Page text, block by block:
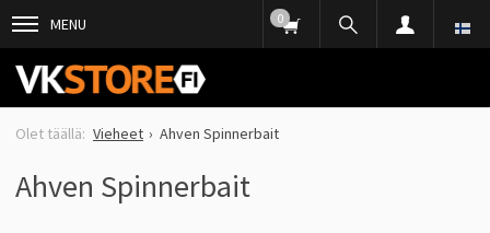
MENU 0
Vieheet Ahven Spinnerbait
Ahven Spinnerbait